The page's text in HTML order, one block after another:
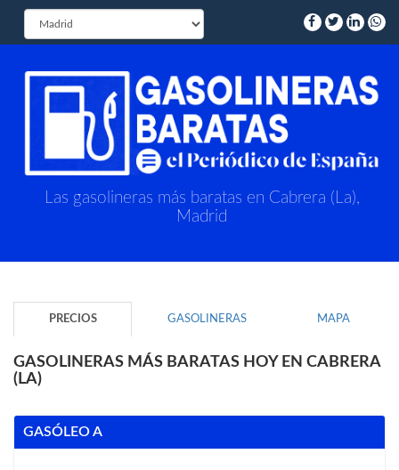
Las gasolineras más baratas en Cabrera (La),
Madrid
PRECIOS GASOLINERAS MAPA
GASOLINERAS MÁS BARATAS HOY EN CABRERA
(LA)
GASÓLEO A